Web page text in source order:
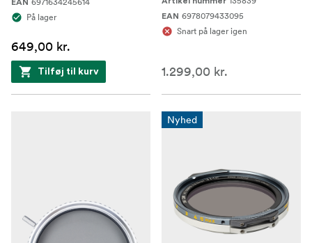
EAN
På lager
649,00 kr.
Tilføj til kurv
EAN 6978079433095
Snart på lager igen
1.299,00 kr.
Nyhed